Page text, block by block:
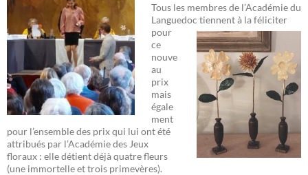
Tous les membres de l’Académie du
Languedoc tiennent à la féliciter
pour
ce
nouve
au
prix
mais
égale
ment
pour l’ensemble des prix qui lui ont été
attribués par l’Académie des Jeux
floraux : elle détient déjà quatre fleurs
(une immortelle et trois primevères).